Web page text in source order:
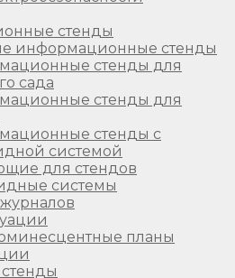
стенды
информационные стенды
стенды для
сада
стенды для
стенды с
системой
для стендов
системы
планы